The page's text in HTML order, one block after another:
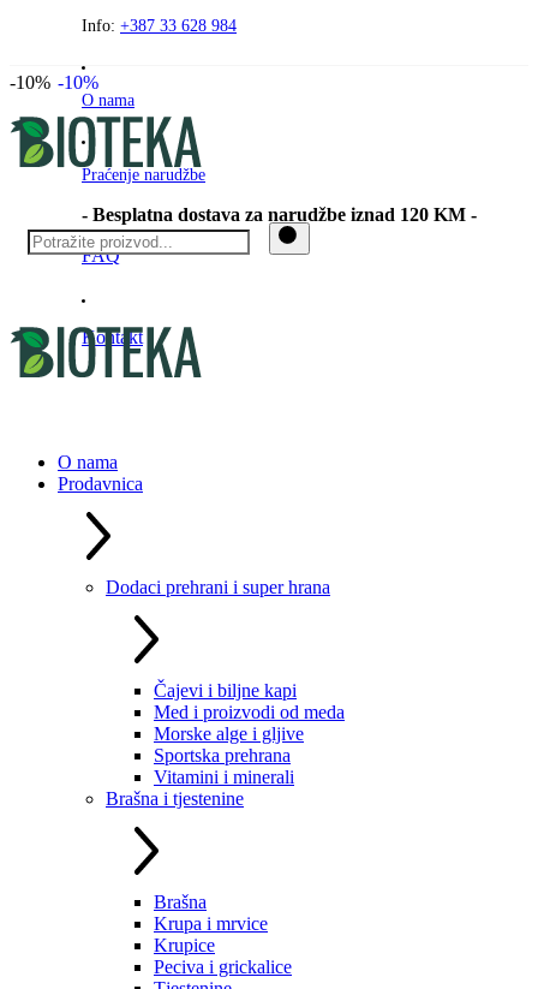
PreskočiteInfo: +387 33 628 984
O nama
Praćenje narudžbe
- Besplatna dostava za narudžbe iznad 120 KM -
FAQ
Kontakt
O nama
Prodavnica
Dodaci prehrani i super hrana
Čajevi i biljne kapi
Med i proizvodi od meda
Morske alge i gljive
Sportska prehrana
Vitamini i minerali
Brašna i tjestenine
Brašna
Krupa i mrvice
Krupice
Peciva i grickalice
-10% -10%